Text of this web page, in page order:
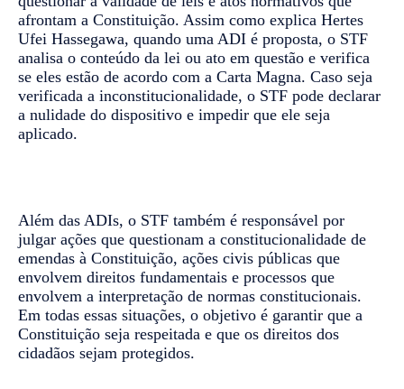
afrontam a Constituição. Assim como explica Hertes
Ufei Hassegawa, quando uma ADI é proposta, o STF
analisa o conteúdo da lei ou ato em questão e verifica
se eles estão de acordo com a Carta Magna. Caso seja
verificada a inconstitucionalidade, o STF pode declarar
a nulidade do dispositivo e impedir que ele seja
aplicado.
Além das ADIs, o STF também é responsável por
julgar ações que questionam a constitucionalidade de
emendas à Constituição, ações civis públicas que
envolvem direitos fundamentais e processos que
envolvem a interpretação de normas constitucionais.
Em todas essas situações, o objetivo é garantir que a
Constituição seja respeitada e que os direitos dos
cidadãos sejam protegidos.